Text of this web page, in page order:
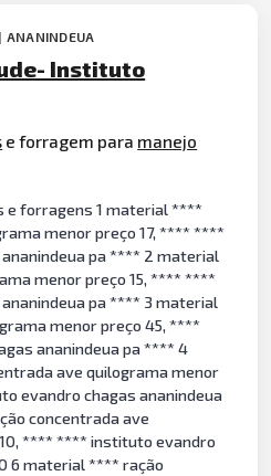
Instituto
e forragem para manejo
e forragens 1 material ****
menor preço 17, **** ****
pa **** 2 material
menor preço 15, **** ****
pa **** 3 material
menor preço 45, ****
ananindeua pa **** 4
ave quilograma menor
evandro chagas ananindeua
concentrada ave
**** **** instituto evandro
6 material **** ração